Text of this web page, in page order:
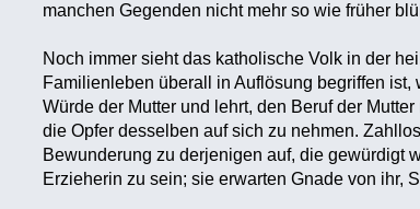
manchen Gegenden nicht mehr so wie früher
Noch immer sieht das katholische Volk in der
Familienleben überall in Auflösung begriffen
Würde der Mutter und lehrt, den Beruf der
die Opfer desselben auf sich zu nehmen.
Bewunderung zu derjenigen auf, die gewürdigt
Erzieherin zu sein; sie erwarten Gnade von ihr,